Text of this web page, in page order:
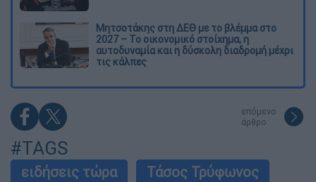
Μητσοτάκης στη ΔΕΘ με το βλέμμα στο
2027 – Το οικονομικό στοίχημα, η
αυτοδυναμία και η δύσκολη διαδρομή μέχρι
τις κάλπες
επόμενο
άρθρο
#TAGS
ειδήσεις τώρα
Τάσος Τρύφωνος